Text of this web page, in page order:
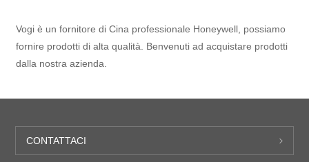
Vogi è un fornitore di Cina professionale Honeywell, possiamo
fornire prodotti di alta qualità. Benvenuti ad acquistare prodotti
dalla nostra azienda.
CONTATTACI